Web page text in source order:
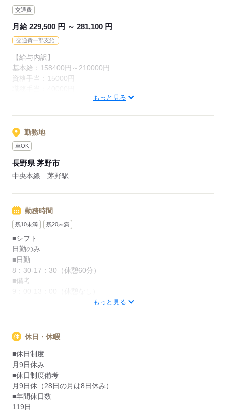
18：00～ 勤務終了
★おすすめポイント★
・年間休日119日！仕事とプライベートのバランスが取りやす
い環境です。
・扶養手当や宿泊施設補助制度など福利厚生が充実していま
す。
応募する
交通費
月給 229,500 円 ～ 281,100 円
交通費一部支給
【給与内訳】
基本給：158400円～210000円
資格手当：15000円
もっと見る
勤務地
車OK
長野県 茅野市
中央本線 茅野駅
勤務時間
残10未満 残20未満
■シフト
日勤のみ
■日勤
8：30-17：30（休憩60分）
■備考
応募する
もっと見る
休日・休暇
■休日制度
月9日休み
■休日制度備考
月9日休（28日の月は8日休み）
■年間休日数
119日